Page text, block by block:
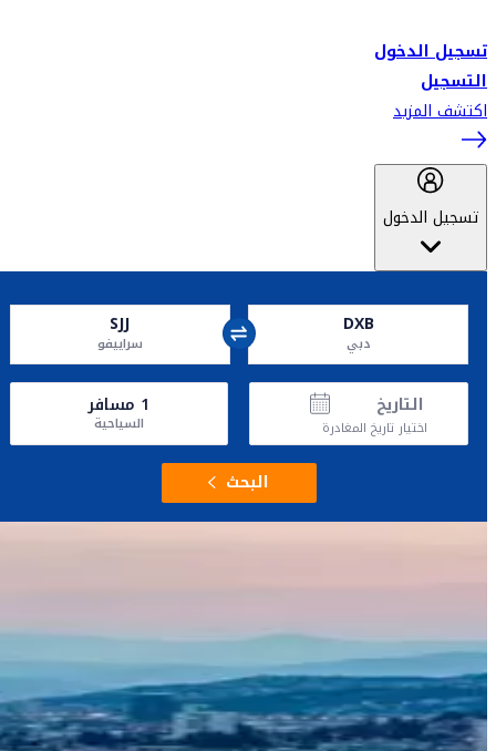
تسجيل الدخول
التسجيل
اكتشف المزيد
تسجيل الدخول
DXB
دبي
SJJ
سراييفو
التاريخ
اختيار تاريخ المغادرة
1 مسافر
السياحية
البحث